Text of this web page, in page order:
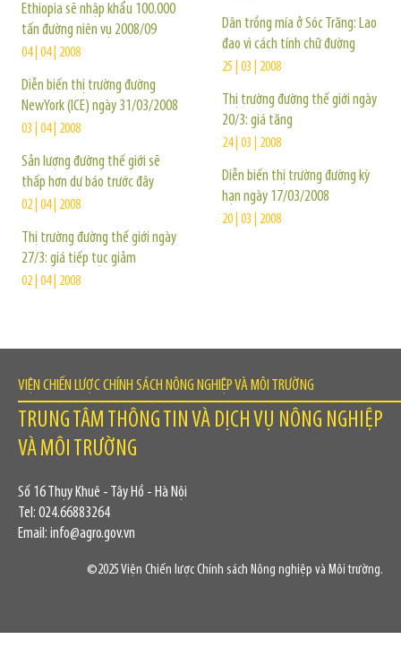
Ethiopia sẽ nhập khẩu 100.000
tấn đường niên vụ 2008/09
04 | 04 | 2008
Diễn biến thị trường đường
NewYork (ICE) ngày 31/03/2008
03 | 04 | 2008
Sản lượng đường thế giới sẽ
thấp hơn dự báo trước đây
02 | 04 | 2008
Thị trường đường thế giới ngày
27/3: giá tiếp tục giảm
02 | 04 | 2008
Dân trồng mía ở Sóc Trăng: Lao
đao vì cách tính chữ đường
25 | 03 | 2008
Thị trường đường thế giới ngày
20/3: giá tăng
24 | 03 | 2008
Diễn biến thị trường đường kỳ
hạn ngày 17/03/2008
20 | 03 | 2008
VIỆN CHIẾN LƯỢC CHÍNH SÁCH NÔNG NGHIỆP VÀ MÔI TRƯỜNG
TRUNG TÂM THÔNG TIN VÀ DỊCH VỤ NÔNG NGHIỆP
VÀ MÔI TRƯỜNG
Số 16 Thụy Khuê - Tây Hồ - Hà Nội
Tel: 024.66883264
Email: info@agro.gov.vn
©2025 Viện Chiến lược Chính sách Nông nghiệp và Môi trường.